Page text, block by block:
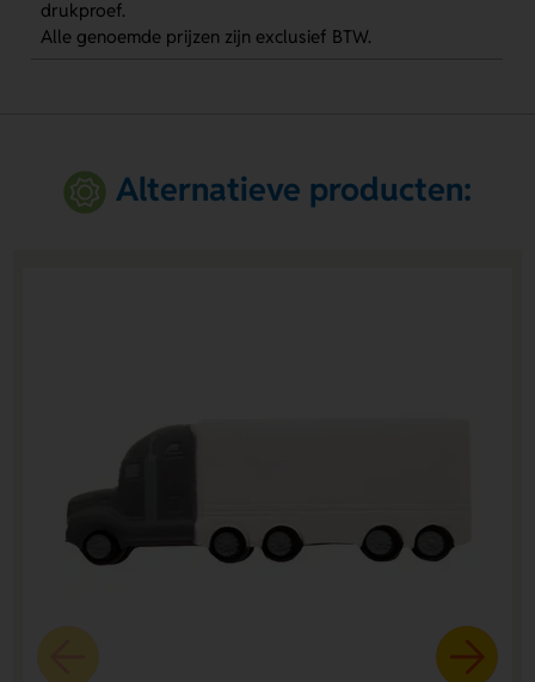
drukproef.
Alle genoemde prijzen zijn exclusief BTW.
Alternatieve producten: